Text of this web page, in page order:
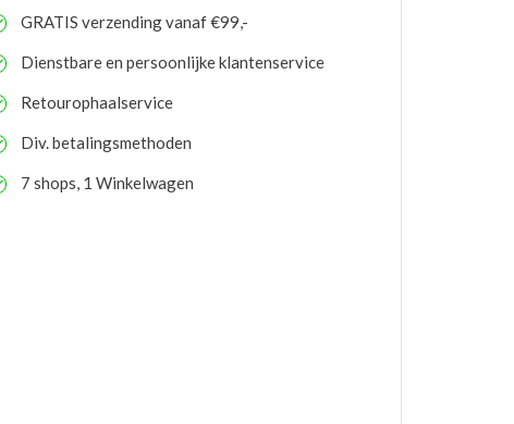
GRATIS verzending vanaf €99,-
Dienstbare en persoonlijke klantenservice
Retourophaalservice
Div. betalingsmethoden
7 shops, 1 Winkelwagen